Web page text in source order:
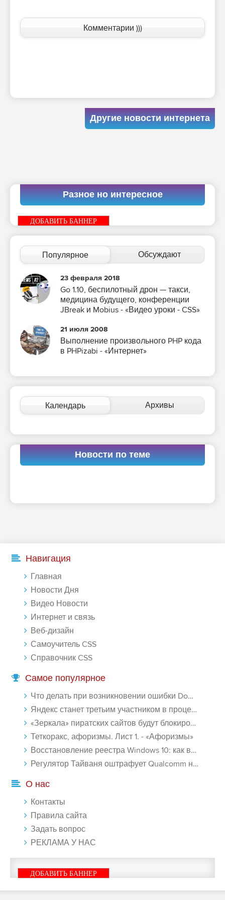
Комментарии )))
Другие новости интернета
Разное но интересное
ДОБАВИТЬ БАННЕР
Популярное Обсуждают
23 февраля 2018
Go 1.10, беспилотный дрон — такси,
медицина будущего, конференции
JBreak и Mobius - «Видео уроки - CSS»
21 июля 2008
Выполнение произвольного PHP кода
в PHPizabi - «Интернет»
Календарь Архивы
Новости по теме
Навигация
Главная
Новости Дня
Видео Новости
Интернет и связь
Веб-дизайн
Самоучитель CSS
Справочник CSS
Самое популярное
Что делать при возникновении ошибки Download interrupted в Chrome - «Windows»
Яндекс станет третьим участником в процессе ФАС против Google - «Интернет»
«Зеркала» пиратских сайтов будут блокироваться! - «Интернет»
Теткоракс, афоризмы. Лист 1. - «Афоризмы»
Восстановление реестра Windows 10: как восстановить реестр Виндовс 10 - «Windows»
Регулятор Тайваня оштрафует Qualcomm на $774 млн - «Новости сети»
О нас
Контакты
Правила сайта
Задать вопрос
РЕКЛАМА У НАС
ДОБАВИТЬ БАННЕР